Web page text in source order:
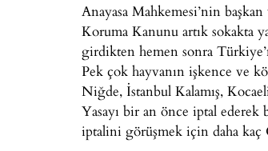
Anayasa Mahkemesi’nin
Koruma Kanunu artık sokakta
girdikten hemen sonra
Pek çok hayvanın işkence ve
Niğde, İstanbul Kalamış,
Yasayı bir an önce iptal
iptalini görüşmek için daha